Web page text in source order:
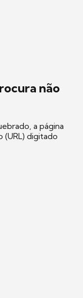
não
a página
digitado